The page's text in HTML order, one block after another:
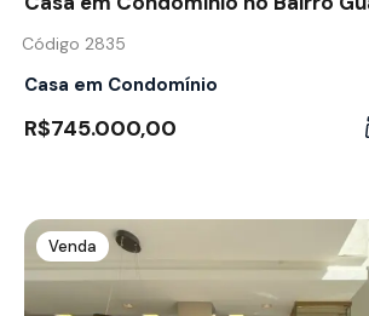
Código 2835
Casa em Condomínio
R$745.000,00
Venda